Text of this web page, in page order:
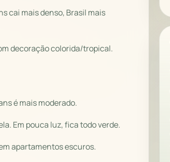
cai mais denso, Brasil mais
decoração colorida/tropical.
é mais moderado.
Em pouca luz, fica todo verde.
apartamentos escuros.